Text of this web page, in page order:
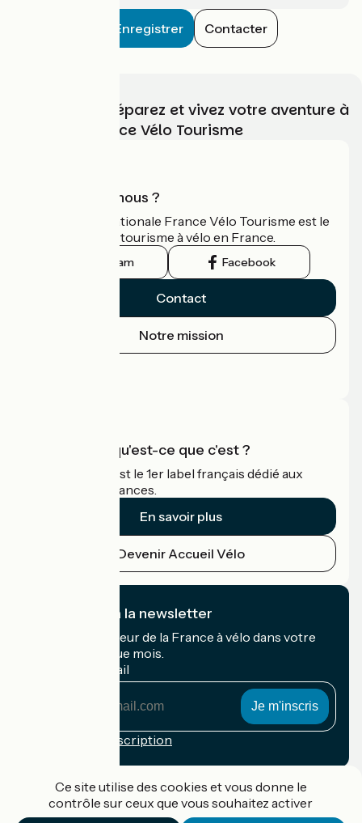
Enregistrer Contacter
Choisissez, préparez et vivez votre aventure à
vélo avec France Vélo Tourisme
Qui sommes-nous ?
L'association nationale France Vélo Tourisme est le
guide officiel du tourisme à vélo en France.
Instagram Facebook
Contact
Notre mission
Accueil Vélo qu'est-ce que c'est ?
Accueil Vélo c'est le 1er label français dédié aux
cyclistes en vacances.
En savoir plus
Devenir Accueil Vélo
Je m'abonne à la newsletter
Recevez le meilleur de la France à vélo dans votre
boîte mail chaque mois.
Mon adresse mail
Conditions d'inscription
Ce site utilise des cookies et vous donne le
contrôle sur ceux que vous souhaitez activer